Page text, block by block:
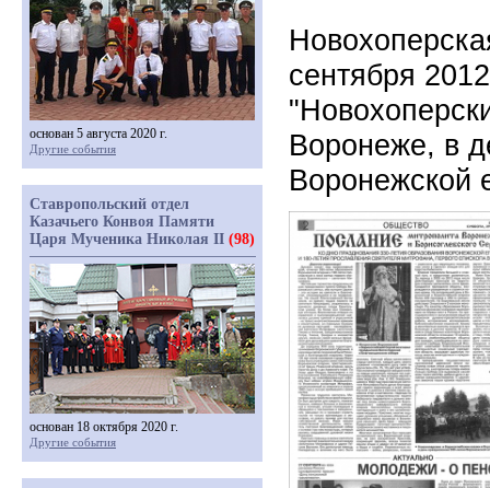
сентября
Воронеже, в
Воронежской
основан 5 августа 2020 г.
Другие события
Ставропольский отдел
Казачьего Конвоя Памяти
Царя Мученика Николая II (98)
основан 18 октября 2020 г.
Другие события